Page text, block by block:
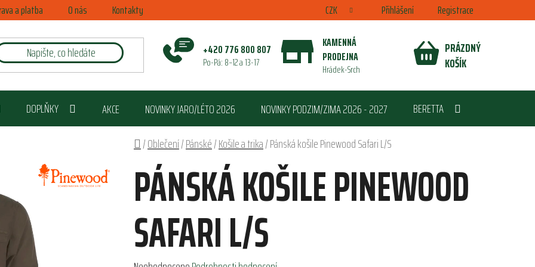
a platba O nás Kontakty CZK Přihlášení Registrace
+420 776 800 807
Po-Pá: 8–12 a 13-17
KAMENNÁ
PRODEJNA
Hrádek-Srch
NÁKUPNÍ
PRÁZDNÝ
KOŠÍK
DOPLŇKY AKCE NOVINKY JARO/LÉTO 2026 NOVINKY PODZIM/ZIMA 2026 - 2027
BERETTA
Domů
/Oblečení/Pánské/Košile a trika/Pánská košile Pinewood Safari L/S
PÁNSKÁ KOŠILE PINEWOOD
SAFARI L/S